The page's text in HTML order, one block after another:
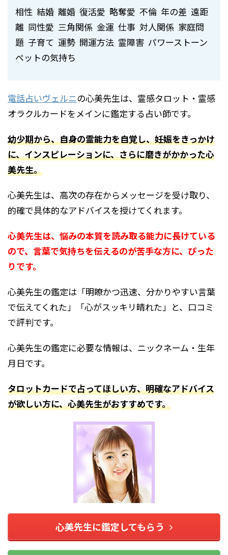
相性 結婚 離婚 復活愛 略奪愛 不倫 年の差 遠距
離 同性愛 三角関係 金運 仕事 対人関係 家庭問
題 子育て 運勢 開運方法 霊障害 パワーストーン
ペットの気持ち
電話占いヴェルニの心美先生は、霊感タロット・霊感
オラクルカードをメインに鑑定する占い師です。
幼少期から、自身の霊能力を自覚し、妊娠をきっかけ
に、インスピレーションに、さらに磨きがかかった心
美先生。
心美先生は、高次の存在からメッセージを受け取り、
的確で具体的なアドバイスを授けてくれます。
心美先生は、悩みの本質を読み取る能力に長けている
ので、言葉で気持ちを伝えるのが苦手な方に、ぴった
りです。
心美先生の鑑定は 「明瞭かつ迅速、分かりやすい言葉
で伝えてくれた」「心がスッキリ晴れた」と、口コミ
で評判です。
心美先生の鑑定に必要な情報は、ニックネーム・生年
月日です。
タロットカードで占ってほしい方、明確なアドバイス
が欲しい方に、心美先生がおすすめです。
心美先生に鑑定してもらう